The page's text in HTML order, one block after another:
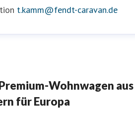
t.kamm@fendt-caravan.de
Wohnwagen aus
für Europa